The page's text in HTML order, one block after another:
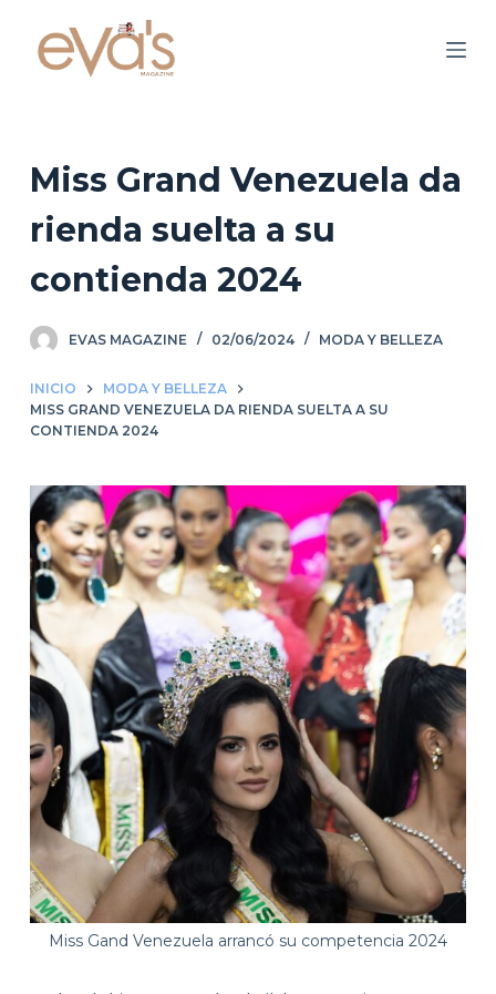
o
n
o
Miss Grand Venezuela da
rienda suelta a su
contienda 2024
EVAS MAGAZINE 02/06/2024 MODA Y BELLEZA
INICIO
MODA Y BELLEZA
MISS GRAND VENEZUELA DA RIENDA SUELTA A SU
CONTIENDA 2024
Miss Gand Venezuela arrancó su competencia 2024